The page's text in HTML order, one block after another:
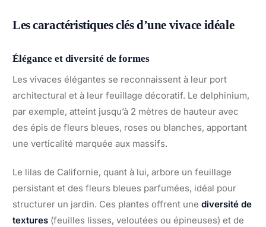
Les caractéristiques clés d’une vivace idéale
Élégance et diversité de formes
Les vivaces élégantes se reconnaissent à leur port
architectural et à leur feuillage décoratif. Le delphinium,
par exemple, atteint jusqu’à 2 mètres de hauteur avec
des épis de fleurs bleues, roses ou blanches, apportant
une verticalité marquée aux massifs.
Le lilas de Californie, quant à lui, arbore un feuillage
persistant et des fleurs bleues parfumées, idéal pour
structurer un jardin. Ces plantes offrent une diversité de
textures (feuilles lisses, veloutées ou épineuses) et de